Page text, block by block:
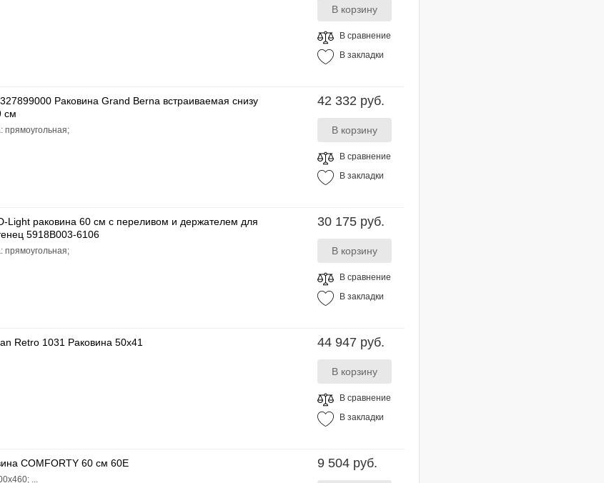
В сравнение
В закладки
Раковина Grand Berna встраиваемая снизу
см
прямоугольная;
42 332 руб.
В сравнение
В закладки
Light раковина 60 см с переливом и держателем для
5918B003-6106
прямоугольная;
30 175 руб.
В сравнение
В закладки
Retro 1031 Раковина 50x41 44 947 руб.
В сравнение
В закладки
COMFORTY 60 см 60Е
...
9 504 руб.